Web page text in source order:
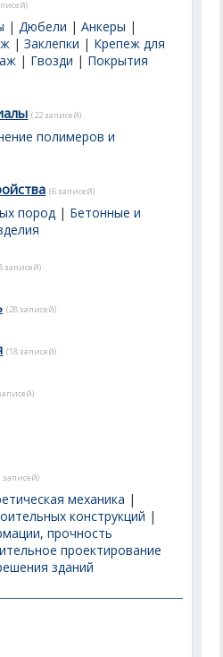
|Дюбели |Анкеры |
|Заклепки | Крепеж для
| Гвозди | Покрытия
(22 записей)
полимеров и
(6 записей)
пород | Бетонные и
записей)
(28 записей)
(18 записей)
записей)
механика |
конструкций |
прочность
проектирование
зданий